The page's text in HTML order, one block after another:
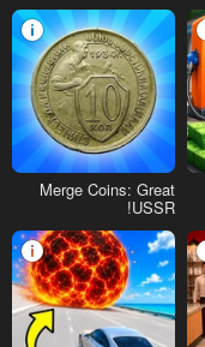
Merge Coins: Great
USSR!